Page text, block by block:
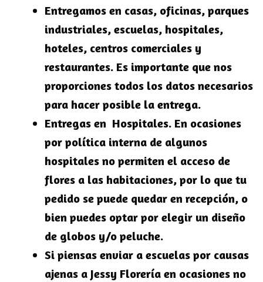
Entregamos en casas, oficinas, parques
industriales, escuelas, hospitales,
hoteles, centros comerciales y
restaurantes. Es importante que nos
proporciones todos los datos necesarios
para hacer posible la entrega.
Entregas en Hospitales. En ocasiones
por política interna de algunos
hospitales no permiten el acceso de
flores a las habitaciones, por lo que tu
pedido se puede quedar en recepción, o
bien puedes optar por elegir un diseño
de globos y/o peluche.
Si piensas enviar a escuelas por causas
ajenas a Jessy Florería en ocasiones no